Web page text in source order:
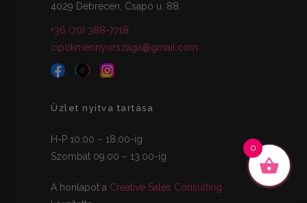
4029 Debrecen, Csapó u. 88.
+36 (70) 388-7718
cipokmennyorszaga@gmail.com
Üzlet nyitva tartása
H-P 10.00 – 18.00-ig
Szombat 09.00 – 13.00-ig
A honlapot a Creative Sales Consulting
0